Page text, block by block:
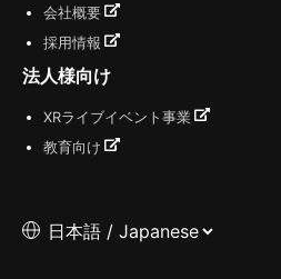
会社概要
採用情報
法人様向け
XRライブイベント事業
教育向け